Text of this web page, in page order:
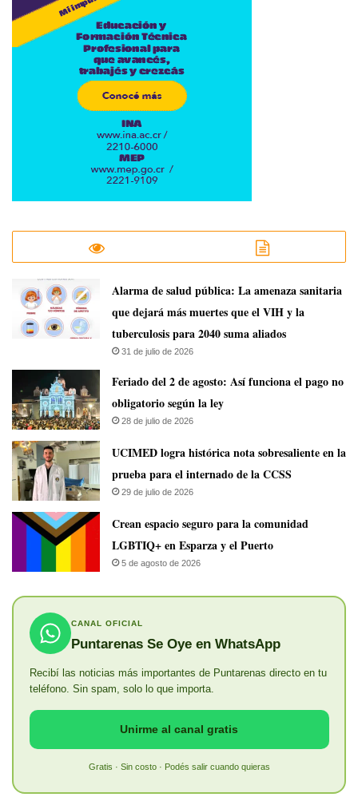
​Alarma de salud pública: La amenaza sanitaria
que dejará más muertes que el VIH y la
tuberculosis para 2040 suma aliados
31 de julio de 2026
Feriado del 2 de agosto: Así funciona el pago no
obligatorio según la ley
28 de julio de 2026
UCIMED logra histórica nota sobresaliente en la
prueba para el internado de la CCSS
29 de julio de 2026
Crean espacio seguro para la comunidad
LGBTIQ+ en Esparza y el Puerto
5 de agosto de 2026
CANAL OFICIAL
Puntarenas Se Oye en WhatsApp
Recibí las noticias más importantes de Puntarenas directo en tu
teléfono. Sin spam, solo lo que importa.
Unirme al canal gratis
Gratis · Sin costo · Podés salir cuando quieras